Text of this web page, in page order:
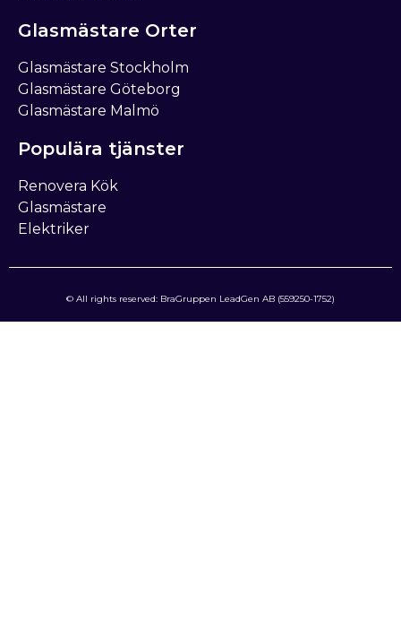
Populära tjänster
Renovera Kök
Glasmästare
Elektriker
Glasmästare Orter
Glasmästare Stockholm
Glasmästare Göteborg
Glasmästare Malmö
© All rights reserved: BraGruppen LeadGen AB (559250-1752)